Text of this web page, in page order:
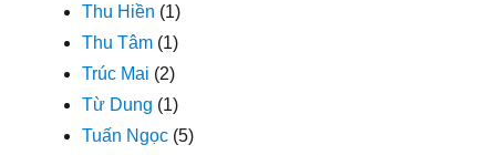
Thu Hiền (1)
Thu Tâm (1)
Trúc Mai (2)
Từ Dung (1)
Tuấn Ngọc (5)